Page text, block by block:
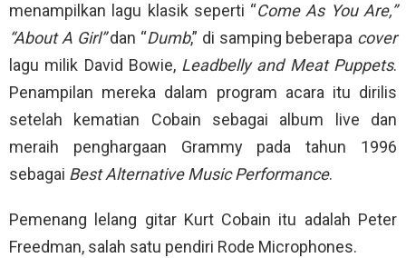
menampilkan lagu klasik seperti “Come As You Are,”
“About A Girl”dan “Dumb,” di samping beberapa cover
lagu milik David Bowie, Leadbelly and Meat Puppets.
Penampilan mereka dalam program acara itu dirilis
setelah kematian Cobain sebagai album live dan
meraih penghargaan Grammy pada tahun 1996
sebagai Best Alternative Music Performance.
Pemenang lelang gitar Kurt Cobain itu adalah Peter
Freedman, salah satu pendiri Rode Microphones.